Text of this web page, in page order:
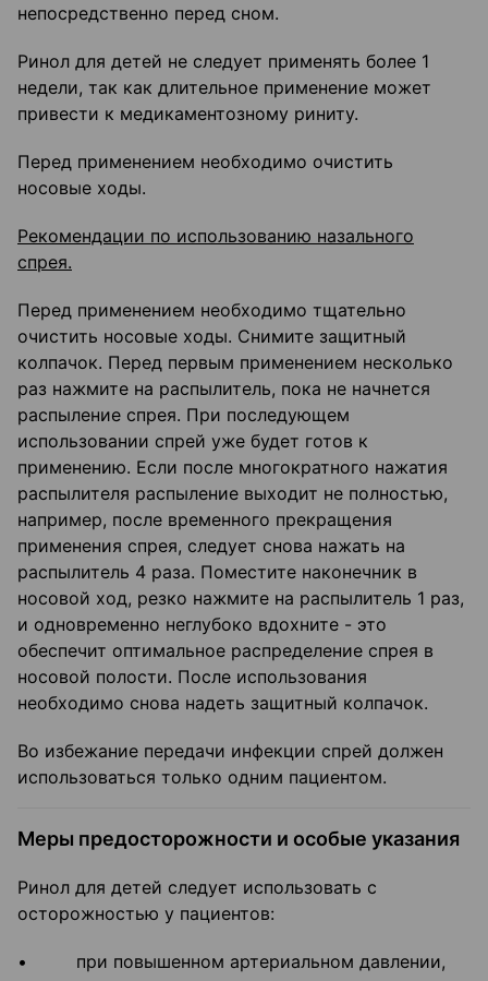
непосредственно перед сном.
Ринол для детей не следует применять более 1
недели, так как длительное применение может
привести к медикаментозному риниту.
Перед применением необходимо очистить
носовые ходы.
Рекомендации по использованию назального
спрея.
Перед применением необходимо тщательно
очистить носовые ходы. Снимите защитный
колпачок. Перед первым применением несколько
раз нажмите на распылитель, пока не начнется
распыление спрея. При последующем
использовании спрей уже будет готов к
применению. Если после многократного нажатия
распылителя распыление выходит не полностью,
например, после временного прекращения
применения спрея, следует снова нажать на
распылитель 4 раза. Поместите наконечник в
носовой ход, резко нажмите на распылитель 1 раз,
и одновременно неглубоко вдохните - это
обеспечит оптимальное распределение спрея в
носовой полости. После использования
необходимо снова надеть защитный колпачок.
Во избежание передачи инфекции спрей должен
использоваться только одним пациентом.
Меры предосторожности и особые указания
Ринол для детей следует использовать с
осторожностью у пациентов:
• при повышенном артериальном давлении,